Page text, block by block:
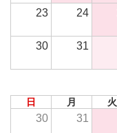
23 24
30 31
日 月 火
30 31